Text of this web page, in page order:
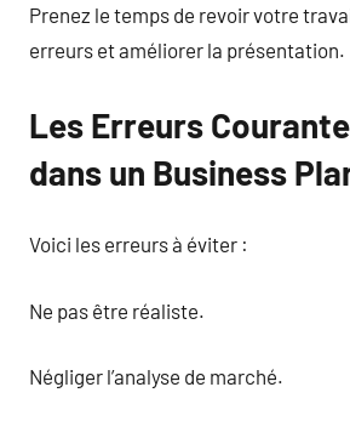
Prenez le temps de revoir votre
erreurs et améliorer la présentation.
Les Erreurs
dans un Business
Voici les erreurs à éviter :
Ne pas être réaliste.
Négliger l’analyse de marché.